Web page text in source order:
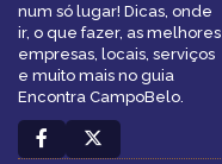
num só lugar! Dicas, onde
ir, o que fazer, as melhores
empresas, locais, serviços
e muito mais no guia
Encontra CampoBelo.